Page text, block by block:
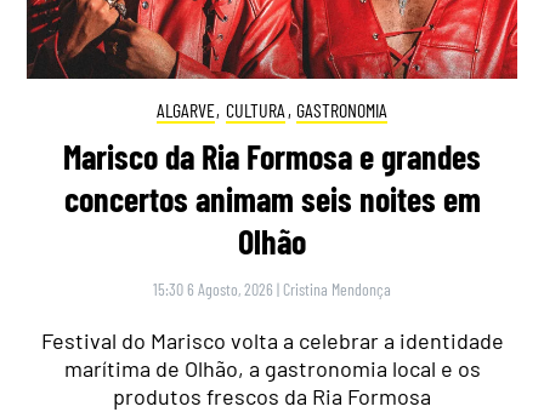
ALGARVE, CULTURA , GASTRONOMIA
Marisco da Ria Formosa e grandes
concertos animam seis noites em
Olhão
15:30 6 Agosto, 2026 | Cristina Mendonça
Festival do Marisco volta a celebrar a identidade
marítima de Olhão, a gastronomia local e os
produtos frescos da Ria Formosa